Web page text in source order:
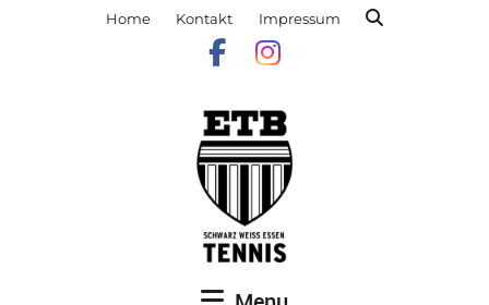
Home Kontakt Impressum